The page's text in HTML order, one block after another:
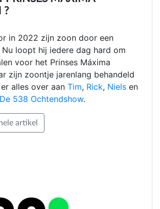
?
in 2022 zijn zoon door een
Nu loopt hij iedere dag hard om
voor het Prinses Máxima
zijn zoontje jarenlang behandeld
alles over aan Tim, Rick, Niels en
De 538 Ochtendshow.
artikel